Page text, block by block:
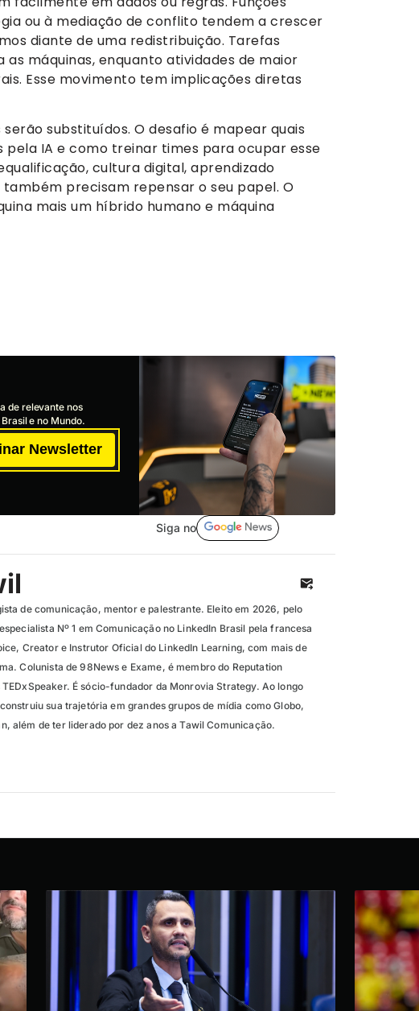
ou à mediação de conflito tendem a crescer
diante de uma redistribuição. Tarefas
máquinas, enquanto atividades de maior
Esse movimento tem implicações diretas
substituídos. O desafio é mapear quais
IA e como treinar times para ocupar esse
cultura digital, aprendizado
precisam repensar o seu papel. O
mais um híbrido humano e máquina
de relevante nos
e no Mundo.
Newsletter
Siga no
de comunicação, mentor e palestrante. Eleito em 2026, pelo
Nº 1 em Comunicação no LinkedIn Brasil pela francesa
Creator e Instrutor Oficial do LinkedIn Learning, com mais de
Colunista de 98News e Exame, é membro do Reputation
É sócio-fundador da Monrovia Strategy. Ao longo
sua trajetória em grandes grupos de mídia como Globo,
além de ter liderado por dez anos a Tawil Comunicação.